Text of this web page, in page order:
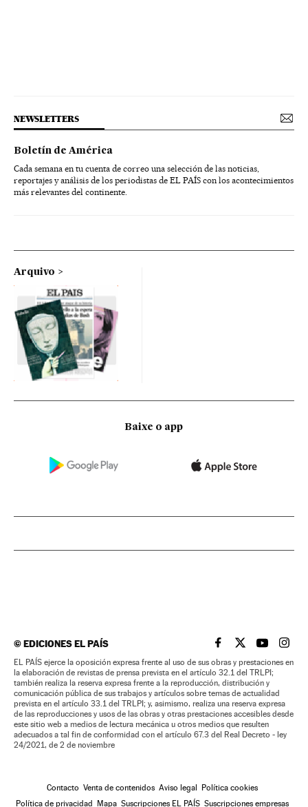
NEWSLETTERS
Boletín de América
Cada semana en tu cuenta de correo una selección de las noticias,
reportajes y análisis de los periodistas de EL PAÍS con los acontecimientos
más relevantes del continente.
Arquivo
Baixe o app
©EDICIONES EL PAÍS EL PAÍS BRASIL EN
EL PAÍSEL PAÍS
EL
EL PAÍS ejerce la oposición expresa frente al uso de sus obras y prestaciones en
la elaboración de revistas de prensa prevista en el artículo 32.1 del TRLPI;
también realiza la reserva expresa frente a la reproducción, distribución y
comunicación pública de sus trabajos y artículos sobre temas de actualidad
prevista en el artículo 33.1 del TRLPI; y, asimismo, realiza una reserva expresa
de las reproducciones y usos de las obras y otras prestaciones accesibles desde
este sitio web a medios de lectura mecánica u otros medios que resulten
adecuados a tal fin de conformidad con el artículo 67.3 del Real Decreto - ley
24/2021, de 2 de noviembre
Contacto Venta de contenidos Aviso legal Política cookies
Política de privacidad Mapa Suscripciones EL PAÍS Suscripciones empresas